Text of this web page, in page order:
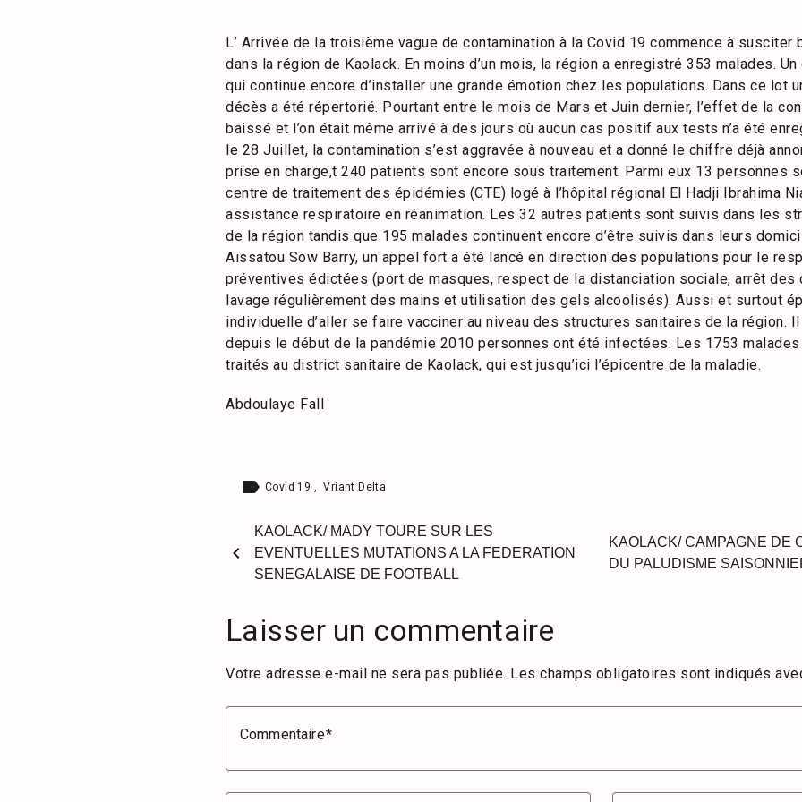
L’ Arrivée de la troisième vague de contamination à la Covid 19 commence à susciter
dans la région de Kaolack. En moins d’un mois, la région a enregistré 353 malades.
qui continue encore d’installer une grande émotion chez les populations. Dans ce lot
décès a été répertorié. Pourtant entre le mois de Mars et Juin dernier, l’effet de la
baissé et l’on était même arrivé à des jours où aucun cas positif aux tests n’a été
le 28 Juillet, la contamination s’est aggravée à nouveau et a donné le chiffre déjà
prise en charge,t 240 patients sont encore sous traitement. Parmi eux 13 personnes
centre de traitement des épidémies (CTE) logé à l’hôpital régional El Hadji Ibrahima
assistance respiratoire en réanimation. Les 32 autres patients sont suivis dans les
de la région tandis que 195 malades continuent encore d’être suivis dans leurs
Aissatou Sow Barry, un appel fort a été lancé en direction des populations pour le
préventives édictées (port de masques, respect de la distanciation sociale, arrêt des
lavage régulièrement des mains et utilisation des gels alcoolisés). Aussi et surtout
individuelle d’aller se faire vacciner au niveau des structures sanitaires de la région.
depuis le début de la pandémie 2010 personnes ont été infectées. Les 1753
traités au district sanitaire de Kaolack, qui est jusqu’ici l’épicentre de la maladie.
Abdoulaye Fall
label Covid 19 , Vriant Delta
chevron_left
KAOLACK/ MADY TOURE SUR LES
EVENTUELLES MUTATIONS A LA FEDERATION
SENEGALAISE DE FOOTBALL
KAOLACK/ CAMPAGNE DE
DU PALUDISME
Laisser un commentaire
Votre adresse e-mail ne sera pas publiée. Les champs obligatoires sont indiqués
Commentaire